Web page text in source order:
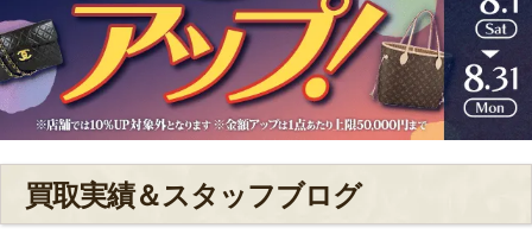
買取実績＆スタッフブログ